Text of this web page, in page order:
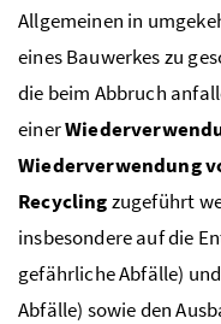
Allgemeinen in
eines Bauwerkes zu
die beim Abbruch
einer
Wiederverwendung
Recyclingzugeführt
insbesondere auf die
gefährliche Abfälle)
Abfälle) sowie den